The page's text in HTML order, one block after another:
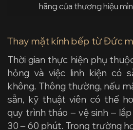
hãng của thương hiệu
Thay mặt kính bếp từ Đức
Thời gian thực hiện phụ
hỏng và việc linh kiện có
không. Thông thường, nếu
sẵn, kỹ thuật viên có thể
quy trình tháo – vệ sinh –
30 – 60 phút. Trong trường